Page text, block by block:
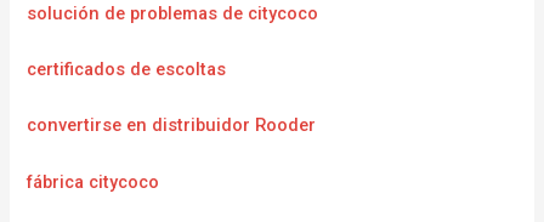
solución de problemas de citycoco
certificados de escoltas
convertirse en distribuidor Rooder
fábrica citycoco